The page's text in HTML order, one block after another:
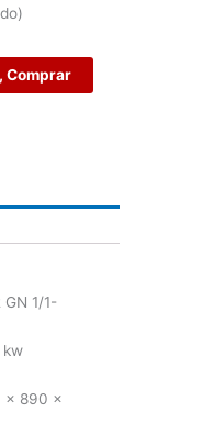
Comprar
1/1-
kw
x 890 x